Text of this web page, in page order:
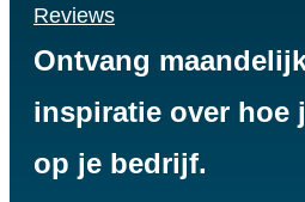
Reviews
Ontvang
inspiratie over hoe
op je bedrijf.